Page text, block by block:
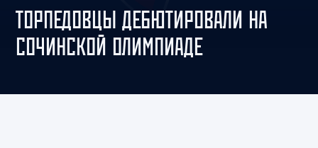
ТОРПЕДОВЦЫ ДЕБЮТИРОВАЛИ НА
СОЧИНСКОЙ ОЛИМПИАДЕ